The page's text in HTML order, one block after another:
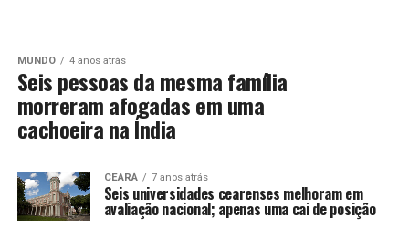
MUNDO 4 anos atrás
Seis pessoas da mesma família
morreram afogadas em uma
cachoeira na Índia
CEARÁ 7 anos atrás
Seis universidades cearenses melhoram em
avaliação nacional; apenas uma cai de posição